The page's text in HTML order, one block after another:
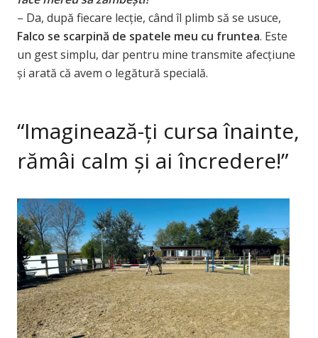
– Da, după fiecare lecție, când îl plimb să se usuce,
Falco se scarpină de spatele meu cu fruntea. Este
un gest simplu, dar pentru mine transmite afecțiune
și arată că avem o legătură specială.
“Imaginează-ți cursa înainte,
rămâi calm și ai încredere!”